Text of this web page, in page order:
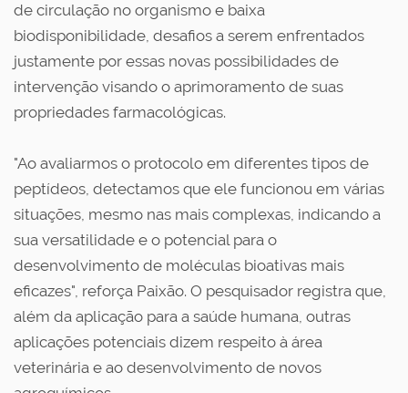
de circulação no organismo e baixa
biodisponibilidade, desafios a serem enfrentados
justamente por essas novas possibilidades de
intervenção visando o aprimoramento de suas
propriedades farmacológicas.
"Ao avaliarmos o protocolo em diferentes tipos de
peptídeos, detectamos que ele funcionou em várias
situações, mesmo nas mais complexas, indicando a
sua versatilidade e o potencial para o
desenvolvimento de moléculas bioativas mais
eficazes", reforça Paixão. O pesquisador registra que,
além da aplicação para a saúde humana, outras
aplicações potenciais dizem respeito à área
veterinária e ao desenvolvimento de novos